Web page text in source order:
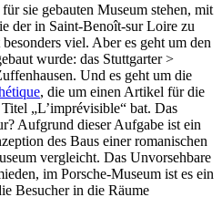
sie gebauten Museum stehen, mit
der in Saint-Benoît-sur Loire zu
viel. Aber es geht um den
wurde: das Stuttgarter >
Und es geht um die
, die um einen Artikel für die
„L’imprévisible“ bat. Das
Aufgrund dieser Aufgabe ist ein
des Baus einer romanischen
vergleicht. Das Unvorsehbare
im Porsche-Museum ist es ein
Besucher in die Räume